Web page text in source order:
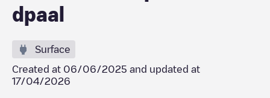
dpaal
Surface
Created at 06/06/2025 and updated at
17/04/2026